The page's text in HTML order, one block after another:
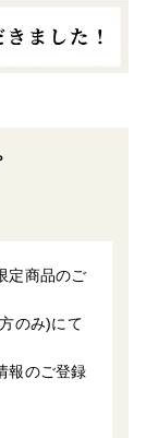
定商品のご
のみ)にて
報のご登録